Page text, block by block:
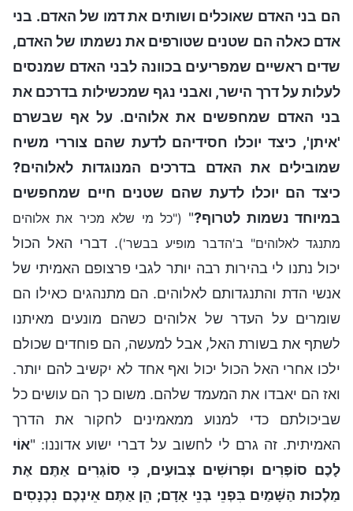
הם בני האדם שאוכלים ושותים את דמו של האדם. בני
אדם כאלה הם שטנים שטורפים את נשמתו של האדם,
שדים ראשיים שמפריעים בכוונה לבני האדם שמנסים
לעלות על דרך הישר, ואבני נגף שמכשילות בדרכם את
בני האדם שמחפשים את אלוהים. על אף שבשרם
'איתן', כיצד יוכלו חסידיהם לדעת שהם צוררי משיח
שמובילים את האדם בדרכים המנוגדות לאלוהים?
כיצד הם יוכלו לדעת שהם שטנים חיים שמחפשים
במיוחד נשמות לטרוף?" ("כל מי שלא מכיר את אלוהים
מתנגד לאלוהים" ב'הדבר מופיע בבשר'). דברי האל הכול
יכול נתנו לי בהירות רבה יותר לגבי פרצופם האמיתי של
אנשי הדת והתנגדותם לאלוהים. הם מתנהגים כאילו הם
שומרים על העדר של אלוהים כשהם מונעים מאיתנו
לשתף את בשורת האל, אבל למעשה, הם פוחדים שכולם
ילכו אחרי האל הכול יכול ואף אחד לא יקשיב להם יותר.
ואז הם יאבדו את המעמד שלהם. משום כך הם עושים כל
שביכולתם כדי למנוע ממאמינים לחקור את הדרך
האמיתית. זה גרם לי לחשוב על דברי ישוע אדוננו: "אוֹי
לָכֶם סוֹפְרִים וּפְרוּשִׁים צְבוּעִים, כִּי סוֹגְרִים אַתֶּם אֶת
מַלְכוּת הַשָּׁמַיִם בִּפְנֵי בְּנֵי אָדָם; הֵן אַתֶּם אֵינְכֶם נִכְנָסִים